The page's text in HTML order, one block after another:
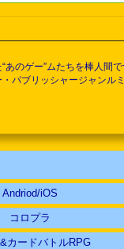
のゲー”ムたちを棒人間
パブリッシャージャンル
Andriod/iOS
コロプラ
カードバトルRPG